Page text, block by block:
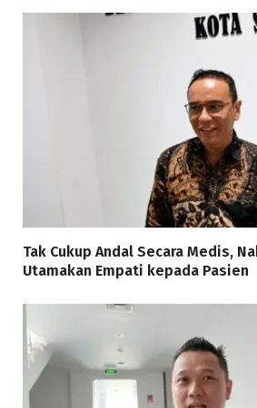
Tak Cukup Andal Secara Medis,
Utamakan Empati kepada Pasien